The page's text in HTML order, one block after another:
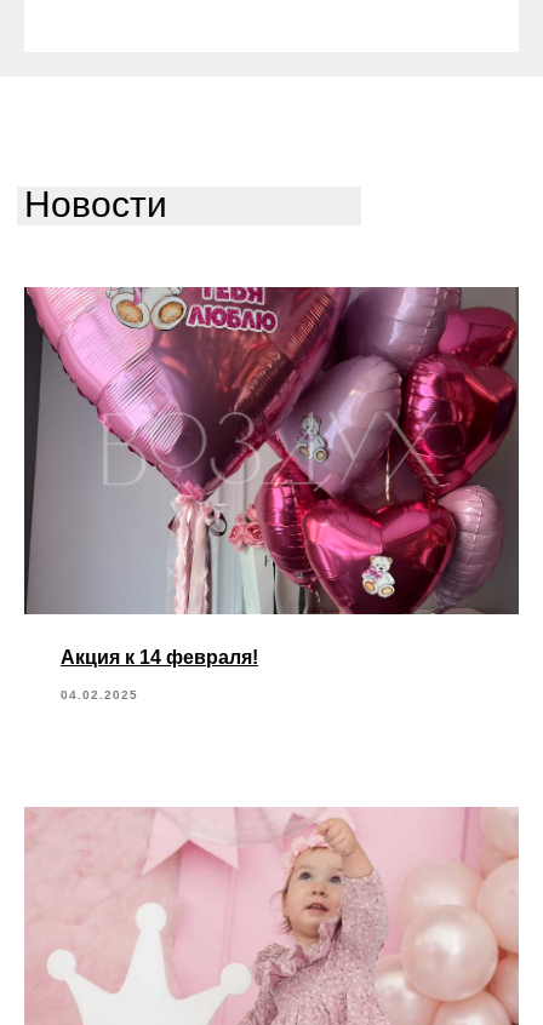
Новости
Акция к 14 февраля!
04.02.2025